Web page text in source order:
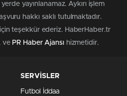
yayınlanamaz. Aykırı işlem
hakkı saklı tutulmaktadır.
teşekkür ederiz. HaberHaber.tr
ve PR Haber Ajansıhizmetidir.
SERVİSLER
Futbol İddaa